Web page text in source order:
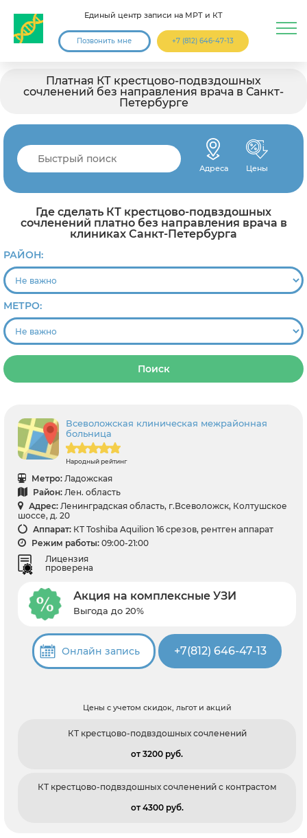
Единый центр записи на МРТ и КТ
Позвонить мне +7 (812) 646-47-13
Платная КТ крестцово-подвздошных
сочленений без направления врача в Санкт-
Петербурге
Адреса Цены
Где сделать КТ крестцово-подвздошных
сочленений платно без направления врача в
клиниках Санкт-Петербурга
РАЙОН:
МЕТРО:
Поиск
Всеволожская клиническая межрайонная
больница
Народный рейтинг
Метро: Ладожская
Район: Лен. область
Адрес: Ленинградская область, г.Всеволожск, Колтушское
шоссе, д. 20
Аппарат: КТ Toshiba Aquilion 16 срезов, рентген аппарат
Режим работы: 09:00-21:00
Лицензия
проверена
Акция на комплексные УЗИ
Выгода до 20%
Онлайн запись +7(812) 646-47-13
Цены с учетом скидок, льгот и акций
КТ крестцово-подвздошных сочленений
от 3200 pуб.
КТ крестцово-подвздошных сочленений с контрастом
от 4300 pуб.